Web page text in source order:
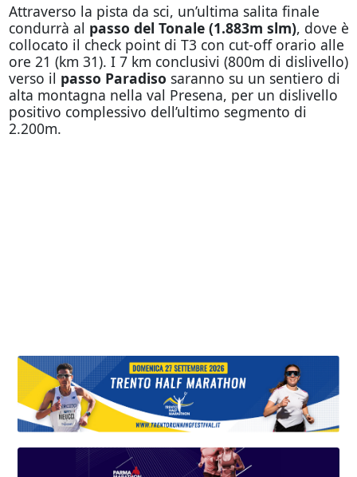
Attraverso la pista da sci, un’ultima salita finale
condurrà al passo del Tonale (1.883m slm), dove è
collocato il check point di T3 con cut-off orario alle
ore 21 (km 31). I 7 km conclusivi (800m di dislivello)
verso il passo Paradiso saranno su un sentiero di
alta montagna nella val Presena, per un dislivello
positivo complessivo dell’ultimo segmento di
2.200m.